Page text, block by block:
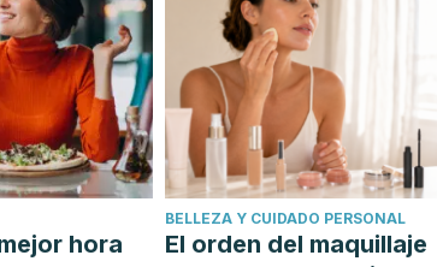
hora
BELLEZA Y CUIDADO PERSONAL
El orden del maquillaje